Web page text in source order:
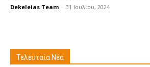
Dekeleias Team - 31 Ιουλίου, 2024
Τελευταία Νέα